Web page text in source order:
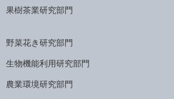
果樹茶業研究部門
野菜花き研究部門
生物機能利用研究部門
農業環境研究部門